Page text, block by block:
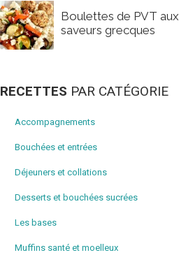
Boulettes de PVT aux
saveurs grecques
RECETTES PAR CATÉGORIE
Accompagnements
Bouchées et entrées
Déjeuners et collations
Desserts et bouchées sucrées
Les bases
Muffins santé et moelleux